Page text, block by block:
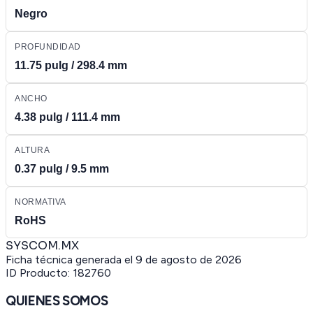
Negro
PROFUNDIDAD
11.75 pulg / 298.4 mm
ANCHO
4.38 pulg / 111.4 mm
ALTURA
0.37 pulg / 9.5 mm
NORMATIVA
RoHS
SYSCOM.MX
Ficha técnica generada el 9 de agosto de 2026
ID Producto: 182760
QUIENES SOMOS